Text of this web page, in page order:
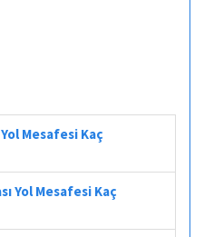
Mesafesi Kaç
Yol Mesafesi Kaç